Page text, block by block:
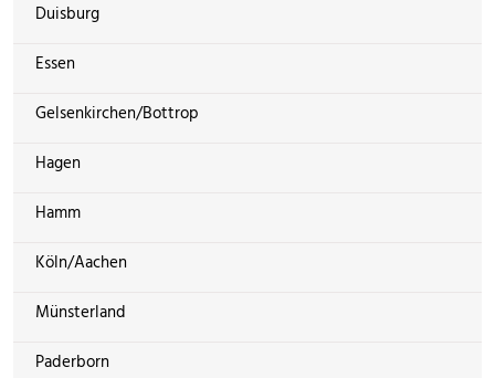
Duisburg
Essen
Gelsenkirchen/Bottrop
Hagen
Hamm
Köln/Aachen
Münsterland
Paderborn